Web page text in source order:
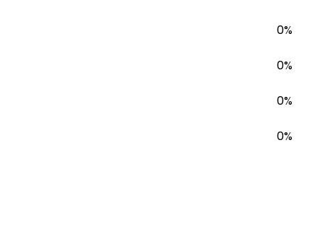
0%
0%
0%
0%